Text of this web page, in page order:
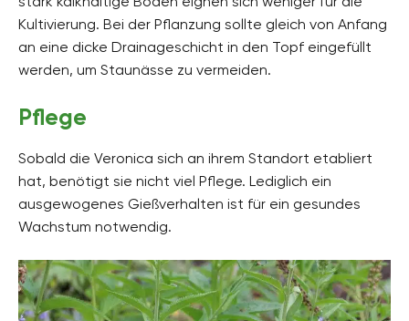
Kultivierung. Bei der Pflanzung sollte gleich von Anfang
an eine dicke Drainageschicht in den Topf eingefüllt
werden, um Staunässe zu vermeiden.
Pflege
Sobald die Veronica sich an ihrem Standort etabliert
hat, benötigt sie nicht viel Pflege. Lediglich ein
ausgewogenes Gießverhalten ist für ein gesundes
Wachstum notwendig.